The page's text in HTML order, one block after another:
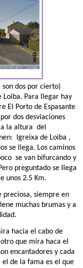
son dos por cierto)
Loiba. Para llegar hay
El Porto de Espasante
dos desviaciones
la altura del
Igreixa de Loiba ,
se llega. Los caminos
se van bifurcando y
preguntado se llega
unos 2.5 Km.
preciosa, siempre en
muchas brumas y a
hacia el cabo de
que mira haca el
encantadores y cada
el de la fama es el que